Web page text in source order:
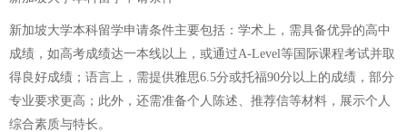
新加坡大学本科留学申请条件主要包括：学术上，需具备优异的高中
成绩，如高考成绩达一本线以上，或通过A-Level等国际课程考试并取
得良好成绩；语言上，需提供雅思6.5分或托福90分以上的成绩，部分
专业要求更高；此外，还需准备个人陈述、推荐信等材料，展示个人
综合素质与特长。